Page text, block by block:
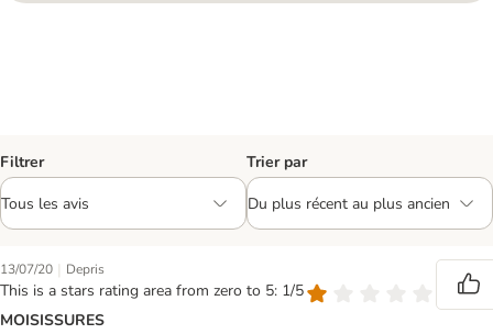
Filtrer Trier par
13/07/20 | Depris
This is a stars rating area from zero to 5: 1/5
MOISISSURES